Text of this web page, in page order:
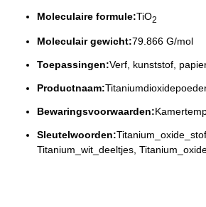
Moleculaire formule:TiO2
Moleculair gewicht:79.866 G/mol
Toepassingen:Verf, kunststof,
Productnaam:
Bewaringsvoorwaarden:
Sleutelwoorden:Titanium_oxide_stof,
Titanium_wit_deeltjes,